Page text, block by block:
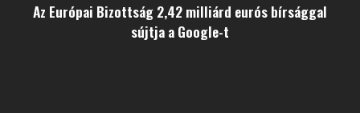
Az Európai Bizottság 2,42 milliárd eurós bírsággal
sújtja a Google-t